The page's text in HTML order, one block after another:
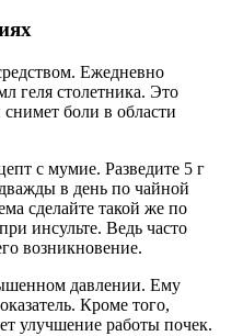
Ежедневно
геля столетника. Это
боли в области
с мумие. Разведите 5 г
в день по чайной
сделайте такой же по
инсульте. Ведь часто
возникновение.
давлении. Ему
Кроме того,
улучшение работы почек.